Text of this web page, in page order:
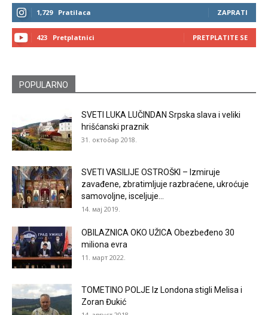
1,729 Pratilaca ZAPRATI
423 Pretplatnici PRETPLATITE SE
POPULARNO
SVETI LUKA LUČINDAN Srpska slava i veliki
hrišćanski praznik
31. октобар 2018.
SVETI VASILIJE OSTROŠKI – Izmiruje
zavađene, zbratimljuje razbraćene, ukroćuje
samovoljne, isceljuje...
14. мај 2019.
OBILAZNICA OKO UŽICA Obezbeđeno 30
miliona evra
11. март 2022.
TOMETINO POLJE Iz Londona stigli Melisa i
Zoran Đukić